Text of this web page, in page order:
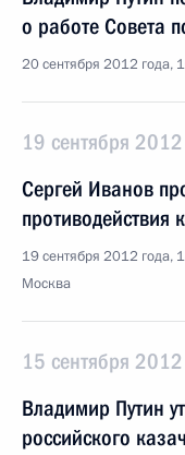
о работе Совета
20 сентября 2012 года,
19 сентября
Сергей Иванов
противодействия
19 сентября 2012 года,
Москва
15 сентября 2012
Владимир Путин
российского